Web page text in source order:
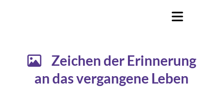
Zeichen der Erinnerung
an das vergangene Leben